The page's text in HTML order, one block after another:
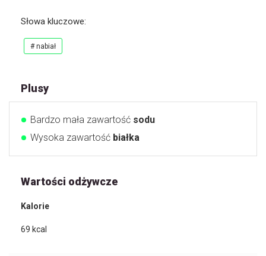
Słowa kluczowe:
# nabiał
Plusy
Bardzo mała zawartość sodu
Wysoka zawartość białka
Wartości odżywcze
Kalorie
69 kcal